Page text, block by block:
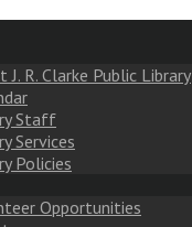
J. R. Clarke Public Library
Staff
Services
Policies
Opportunities